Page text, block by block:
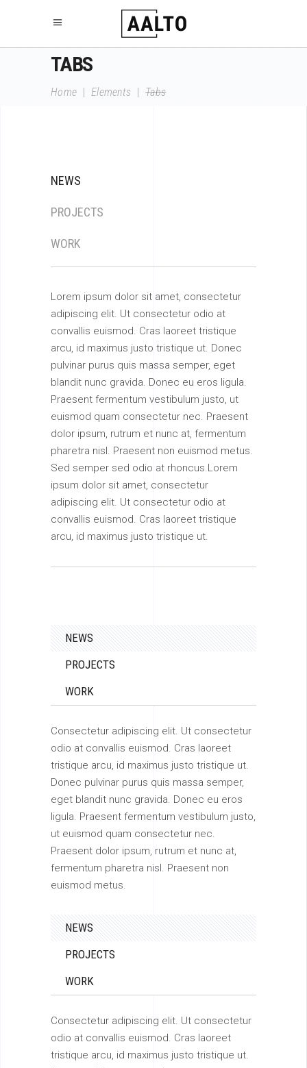
TABS
Home Elements |Tabs
NEWS
PROJECTS
WORK
Lorem ipsum dolor sit amet, consectetur
adipiscing elit. Ut consectetur odio at
convallis euismod. Cras laoreet tristique
arcu, id maximus justo tristique ut. Donec
pulvinar purus quis massa semper, eget
blandit nunc gravida. Donec eu eros ligula.
Praesent fermentum vestibulum justo, ut
euismod quam consectetur nec. Praesent
dolor ipsum, rutrum et nunc at, fermentum
pharetra nisl. Praesent non euismod metus.
Sed semper sed odio at rhoncus.Lorem
ipsum dolor sit amet, consectetur
adipiscing elit. Ut consectetur odio at
convallis euismod. Cras laoreet tristique
arcu, id maximus justo tristique ut.
NEWS
PROJECTS
WORK
Consectetur adipiscing elit. Ut consectetur
odio at convallis euismod. Cras laoreet
tristique arcu, id maximus justo tristique ut.
Donec pulvinar purus quis massa semper,
eget blandit nunc gravida. Donec eu eros
ligula. Praesent fermentum vestibulum justo,
ut euismod quam consectetur nec.
Praesent dolor ipsum, rutrum et nunc at,
fermentum pharetra nisl. Praesent non
euismod metus.
NEWS
PROJECTS
WORK
Consectetur adipiscing elit. Ut consectetur
odio at convallis euismod. Cras laoreet
tristique arcu, id maximus justo tristique ut.